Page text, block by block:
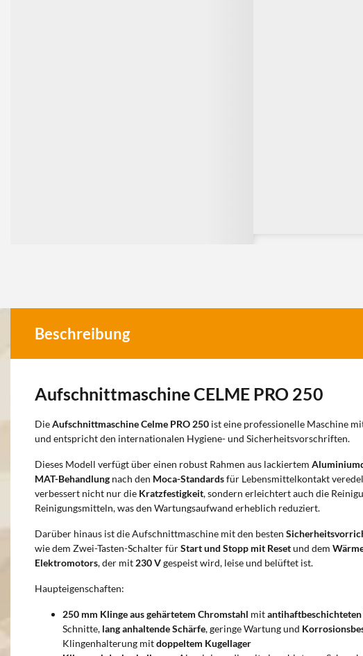
Beschreibung
Aufschnittmaschine CELME PRO 250
DieAufschnittmaschine Celme PRO 250 ist eine professionelle Maschine
und entspricht den internationalen Hygiene- und Sicherheitsvorschriften.
Dieses Modell verfügt über einen robust Rahmen aus lackiertem
MAT-Behandlung nach den Moca-Standardsfür Lebensmittelkontakt
verbessert nicht nur die Kratzfestigkeit, sondern erleichtert auch die
Reinigungsmitteln, was den Wartungsaufwand erheblich reduziert.
Darüber hinaus ist die Aufschnittmaschine mit den besten
wie dem Zwei-Tasten-Schalter fürStart und Stopp mit Resetund dem
Elektromotors, der mit 230 Vgespeist wird, leise und belüftet ist.
Haupteigenschaften:
250 mm Klinge aus gehärtetem Chromstahl mit
Schnitte, lang anhaltende Schärfe, geringe Wartung und
Klingenhalterung mitdoppeltem Kugellager